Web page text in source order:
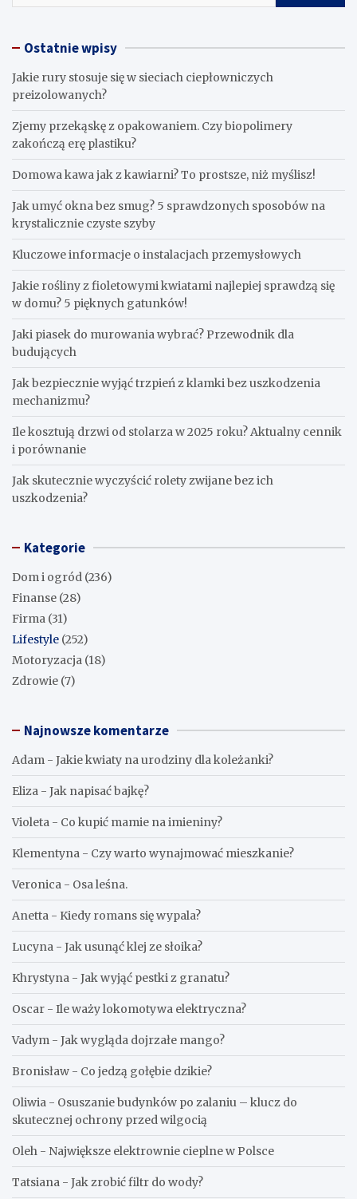
Ostatnie wpisy
Jakie rury stosuje się w sieciach ciepłowniczych
preizolowanych?
Zjemy przekąskę z opakowaniem. Czy biopolimery
zakończą erę plastiku?
​Domowa kawa jak z kawiarni? To prostsze, niż myślisz!
Jak umyć okna bez smug? 5 sprawdzonych sposobów na
krystalicznie czyste szyby
Kluczowe informacje o instalacjach przemysłowych
Jakie rośliny z fioletowymi kwiatami najlepiej sprawdzą się
w domu? 5 pięknych gatunków!
Jaki piasek do murowania wybrać? Przewodnik dla
budujących
Jak bezpiecznie wyjąć trzpień z klamki bez uszkodzenia
mechanizmu?
Ile kosztują drzwi od stolarza w 2025 roku? Aktualny cennik
i porównanie
Jak skutecznie wyczyścić rolety zwijane bez ich
uszkodzenia?
Kategorie
Dom i ogród (236)
Finanse (28)
Firma (31)
Lifestyle (252)
Motoryzacja (18)
Zdrowie (7)
Najnowsze komentarze
Adam - Jakie kwiaty na urodziny dla koleżanki?
Eliza - Jak napisać bajkę?
Violeta - Co kupić mamie na imieniny?
Klementyna - Czy warto wynajmować mieszkanie?
Veronica - Osa leśna.
Anetta - Kiedy romans się wypala?
Lucyna - Jak usunąć klej ze słoika?
Khrystyna - Jak wyjąć pestki z granatu?
Oscar - Ile waży lokomotywa elektryczna?
Vadym - Jak wygląda dojrzałe mango?
Bronisław - Co jedzą gołębie dzikie?
Oliwia - Osuszanie budynków po zalaniu – klucz do
skutecznej ochrony przed wilgocią
Oleh - Największe elektrownie cieplne w Polsce
Tatsiana - Jak zrobić filtr do wody?